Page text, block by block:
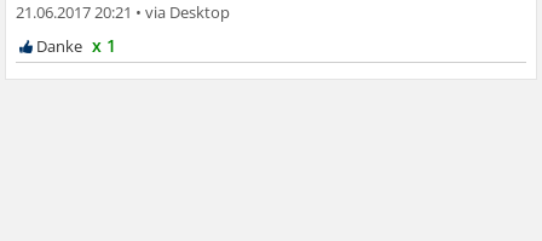
21.06.2017 20:21 •
x 1